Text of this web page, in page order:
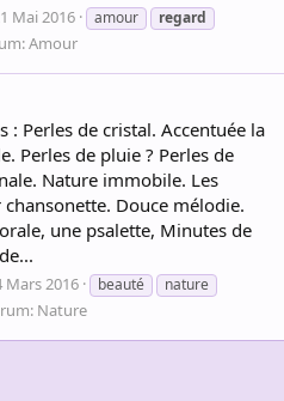
Mai 2016 amour
regard
Amour
: Perles de cristal. Accentuée la
Perles de pluie ? Perles de
Nature immobile. Les
Douce mélodie.
une psalette, Minutes de
Mars 2016 beauté
nature
Nature